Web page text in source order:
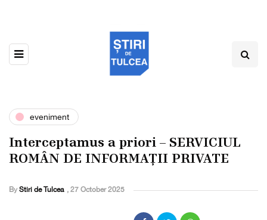
eveniment
Interceptamus a priori – SERVICIUL
ROMÂN DE INFORMAȚII PRIVATE
By Stiri de Tulcea , 27 October 2025